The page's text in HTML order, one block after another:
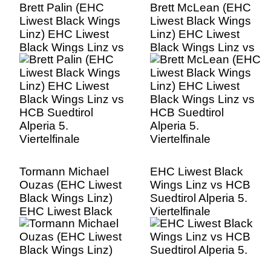
Brett Palin (EHC
Liwest Black Wings
Linz) EHC Liwest
Black Wings Linz vs
HCB Suedtirol
Alperia 5.
Viertelfinale
Brett McLean (EHC
Liwest Black Wings
Linz) EHC Liwest
Black Wings Linz vs
HCB Suedtirol
Alperia 5.
Viertelfinale
Tormann Michael
Ouzas (EHC Liwest
Black Wings Linz)
EHC Liwest Black
Wings Linz vs HCB
Suedtirol Alperia 5.
Viertelfinale
EHC Liwest Black
Wings Linz vs HCB
Suedtirol Alperia 5.
Viertelfinale